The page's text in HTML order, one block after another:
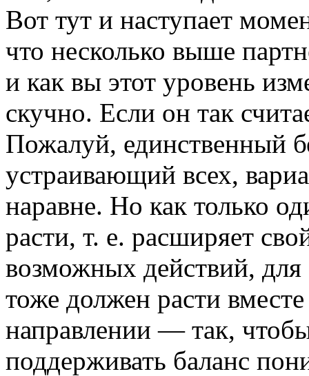
Вот тут и наступает
что несколько выше
и как вы этот уровень
скучно. Если он так
Пожалуй, единственный
устраивающий всех,
наравне. Но как только
расти, т. е. расширяет
возможных действий, для
тоже должен расти
направлении — так,
поддерживать баланс